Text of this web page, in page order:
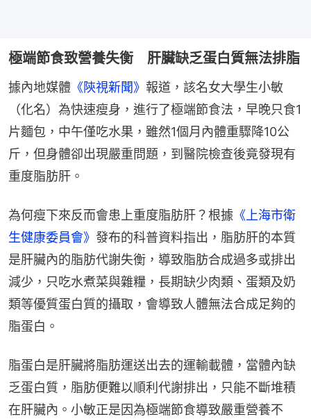
極端節食致營養失衡 肝臟缺乏蛋白質無法排脂
據內地媒體 《陝視新聞》 報道，該名女大學生小敏
（化名）為快速瘦身，進行了極端節食法，早晚只食1
片麵包，中午僅吃水果，雖然1個月內體重驟降10公
斤，但身體卻出現嚴重問題，到醫院檢查後竟發現有
重度脂肪肝。
為何瘦下來反而會患上重度脂肪肝？根據 《上海市衛
生健康委員會》 發布的科普資料指出，脂肪肝的本質
是肝臟內的脂肪代謝失衡，導致脂肪合成過多或排出
減少，只吃水煮菜與雜糧，長期缺少肉類、蛋類及奶
類等優質蛋白質的攝取，會導致人體無法合成足夠的
脂蛋白。
脂蛋白是肝臟將脂肪運送出去的運輸載體，當體內缺
乏蛋白質，脂肪便難以順利代謝排出，只能不斷堆積
在肝臟內。小敏正是因為極端節食導致嚴重營養不